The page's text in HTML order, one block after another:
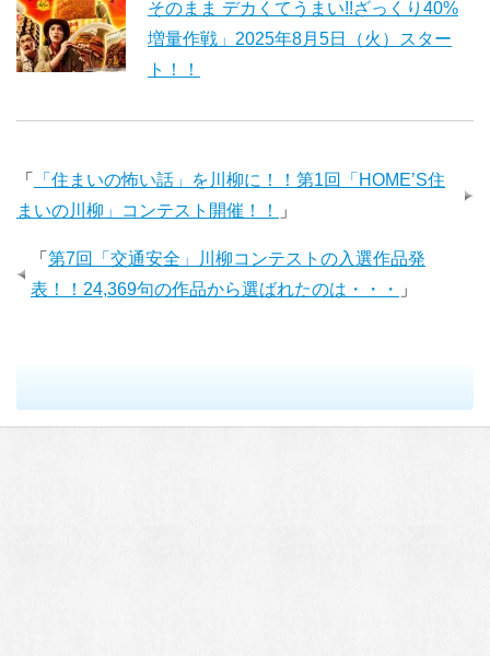
そのまま デカくてうまい!!ざっくり40%
増量作戦」2025年8月5日（火）スター
ト！！
「
「住まいの怖い話」を川柳に！！第1回「HOME’S住
まいの川柳」コンテスト開催！！
」
「 第7回「交通安全」川柳コンテストの入選作品発
表！！24,369句の作品から選ばれたのは・・・
」